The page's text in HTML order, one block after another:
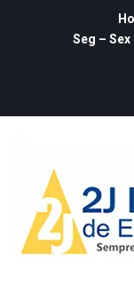
Seg – Sex